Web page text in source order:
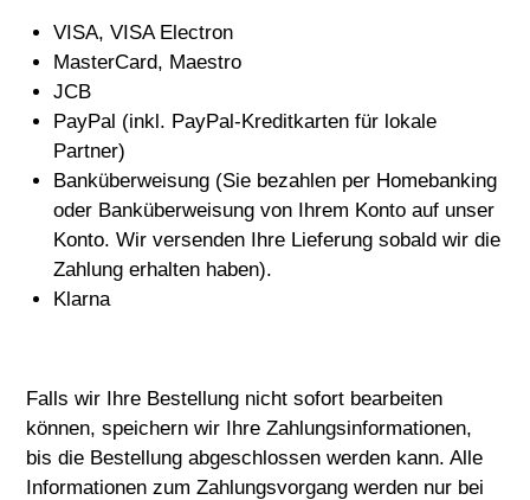
VISA, VISA Electron
MasterCard, Maestro
JCB
PayPal (inkl. PayPal-Kreditkarten für lokale
Partner)
Banküberweisung (Sie bezahlen per Homebanking
oder Banküberweisung von Ihrem Konto auf unser
Konto. Wir versenden Ihre Lieferung sobald wir die
Zahlung erhalten haben).
Klarna
Falls wir Ihre Bestellung nicht sofort bearbeiten
können, speichern wir Ihre Zahlungsinformationen,
bis die Bestellung abgeschlossen werden kann. Alle
Informationen zum Zahlungsvorgang werden nur bei